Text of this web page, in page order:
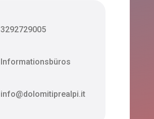
3292729005
Informationsbüros
info@dolomitiprealpi.it